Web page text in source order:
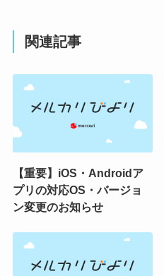
関連記事
【重要】iOS・Androidア
プリの対応OS・バージョ
ン変更のお知らせ